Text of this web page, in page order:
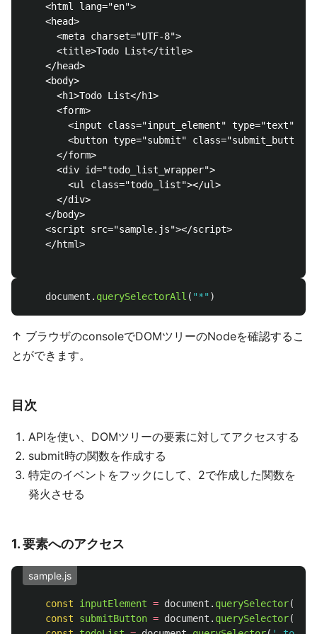
    <html lang="en">
    <head>
      <meta charset="UTF-8">
      <title>Todo List</title>
    </head>
    <body>
      <h1>Todo List</h1>
      <form>
<input class="input_element" type="text"
<button type="submit"
      </form>
      <div id="todo_list_wrapper">
        <ul class="todo_list"></ul>
      </div>
    </body>
    <script src="sample.js"></script>
    </html>
document . querySelectorAll ( "*" )
↑ ブラウザのconsoleでDOMツリーのNodeを確認するこ
とができます。
目次
APIを使い、DOMツリーの要素に対してアクセスする
submit時の関数を作成する
特定のイベントをフックにして、2で作成した関数を
発火させる
1. 要素へのアクセス
sample.js
const inputElement = document . querySelector(
const
submitButton = document . querySelector(